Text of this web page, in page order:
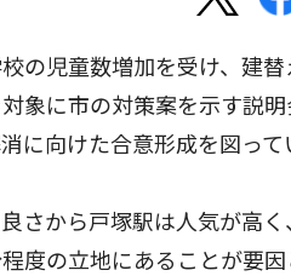
の児童数増加を受け、建
象に市の対策案を示す説
に向けた合意形成を図って
さから戸塚駅は人気が高
度の立地にあることが要